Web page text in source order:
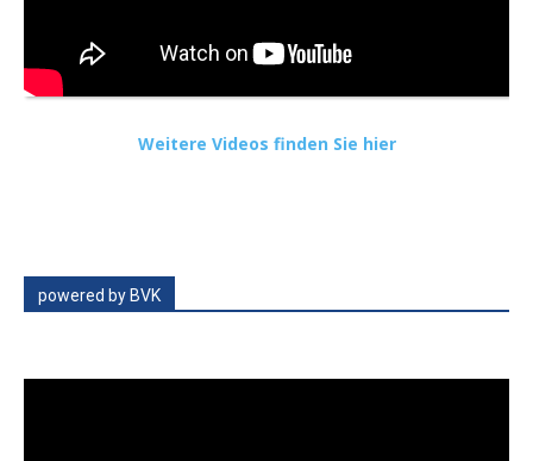
Weitere Videos finden Sie hier
powered by BVK